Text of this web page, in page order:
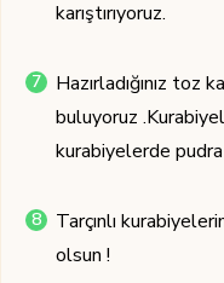
karıştırıyoruz.
Hazırladığınız toz
buluyoruz
kurabiyelerde
Tarçınlı
olsun !